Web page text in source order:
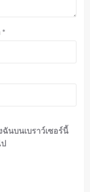
*
นบนเบราว์เซอร์นี้